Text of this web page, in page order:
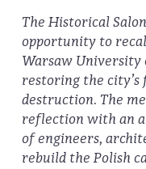
The Historical
opportunity to
Warsaw University
restoring the
destruction. The
reflection with an
of engineers,
rebuild the Polish